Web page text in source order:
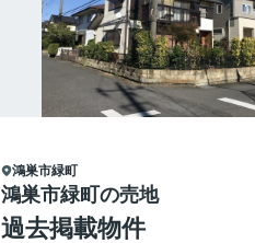
鴻巣市緑町
鴻巣市緑町の売地
過去掲載物件